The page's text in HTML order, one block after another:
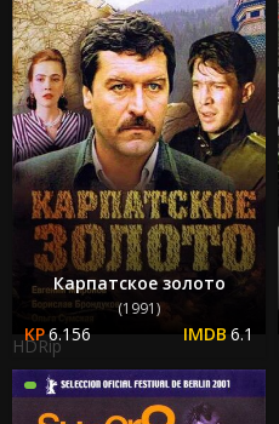
Карпатское золото
(1991)
6.156 6.1
HDRip